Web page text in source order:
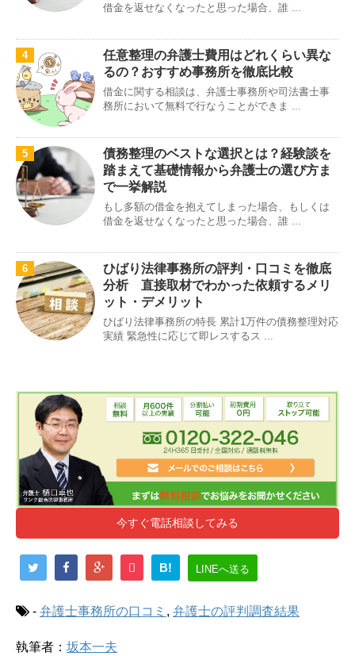
借金を返せなくなったと思った場合、誰 ...
4
任意整理の弁護士費用はどれくらい異な
るの？おすすめ事務所を徹底比較
借金に関する相談は、弁護士事務所や司法書士事
務所において無料で行なうことができま ...
5
債務整理のベストな選択とは？経験談を
踏まえて基礎情報から弁護士の選び方ま
で一挙解説
もし多額の借金を抱えてしまった場合、もしくは
借金を返せなくなったと思った場合、誰 ...
6
ひばり法律事務所の評判・口コミを徹底
分析 直接取材でわかった依頼するメリ
ット・デメリット
ひばり法律事務所の特長 累計1万件の債務整理対応
実績 緊急性に応じて即レスするス ...
今すぐ電話相談してみる
B! LINEへ送る
- 弁護士事務所の口コミ , 弁護士の評判調査結果
執筆者： 坂本一夫